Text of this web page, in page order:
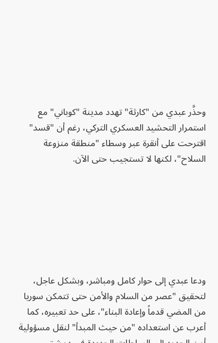
وحذَّر عبدي من "كارثة" تهدد مدينة "كوباني" مع
استمرار التحشيد العسكري التركي، رغم أن "قسد"
اقترحت على أنقرة عبر وسطاء "منطقة منزوعة
السلاح"، لكنها لا تستجيب حتى الآن.
ودعا عبدي إلى حوار كامل ومباشر، وبشكل عاجل،
لتحقيق "عصر من السلام والأمن حتى تتمكن سوريا
من المضي قدماً وإعادة البناء"، على حد تعبيره، كما
أعرب عن استعداده "من حيث المبدأ" لنقل مسؤولية